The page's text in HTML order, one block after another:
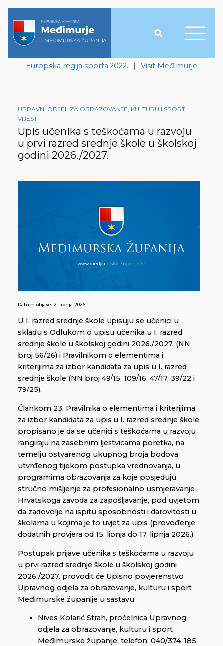
Europska regija sporta 2022. | Visit Međimurje
UPRAVNI ODJEL ZA OBRAZOVANJE, KULTURU I SPORT,
VIJESTI
Upis učenika s teškoćama u razvoju
u prvi razred srednje škole u školskoj
godini 2026./2027.
Datum objave: 2. lipnja 2026.
U I. razred srednje škole upisuju se učenici u
skladu s Odlukom o upisu učenika u I. razred
srednje škole u školskoj godini 2026./2027. (NN
broj 56/26) i Pravilnikom o elementima i
kriterijima za izbor kandidata za upis u I. razred
srednje škole (NN broj 49/15, 109/16, 47/17, 39/22 i
79/25).
Člankom 23. Pravilnika o elementima i kriterijima
za izbor kandidata za upis u I. razred srednje škole
propisano je da se učenici s teškoćama u razvoju
rangiraju na zasebnim ljestvicama poretka, na
temelju ostvarenog ukupnog broja bodova
utvrđenog tijekom postupka vrednovanja, u
programima obrazovanja za koje posjeduju
stručno mišljenje za profesionalno usmjeravanje
Hrvatskoga zavoda za zapošljavanje, pod uvjetom
da zadovolje na ispitu sposobnosti i darovitosti u
školama u kojima je to uvjet za upis (provođenje
dodatnih provjera od 15. lipnja do 17. lipnja 2026.).
Postupak prijave učenika s teškoćama u razvoju
u prvi razred srednje škole u školskoj godini
2026./2027. provodit će Upisno povjerenstvo
Upravnog odjela za obrazovanje, kulturu i sport
Međimurske županije u sastavu:
Nives Kolarić Strah, pročelnica Upravnog
odjela za obrazovanje, kulturu i sport
Međimurske županije; telefon: 040/374-185;